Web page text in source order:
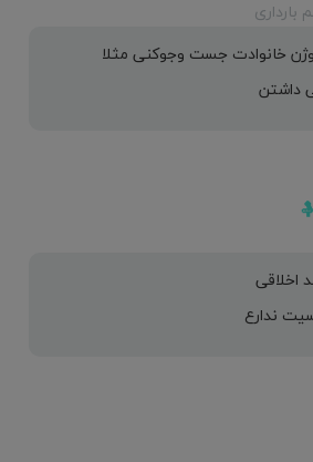
بارداری
توژن خانوادت جست وجوکنی مثلا
داشتن
اخلاقی
ندارع